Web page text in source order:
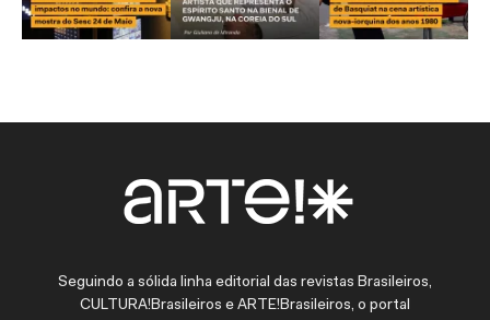
Seguindo a sólida linha editorial das revistas Brasileiros,
CULTURA!Brasileiros e ARTE!Brasileiros, o portal